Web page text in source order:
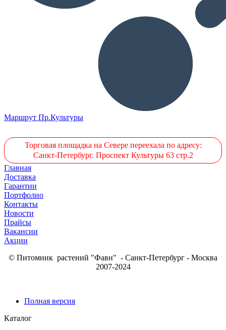
Маршрут Пр.Культуры
Торговая площадка на Севере переехала по адресу:
Санкт-Петербург. Проспект Культуры 63 стр.2
Главная
Доставка
Гарантии
Портфолио
Контакты
Новости
Прайсы
Вакансии
Акции
© Питомник растений "Фавн" - Санкт-Петербург - Москва
2007-2024
Полная версия
Каталог